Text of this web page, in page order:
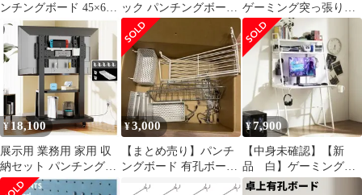
ンチングボード 45×60
マグネット （ スチール
パンチングボード 壁面
収納 壁 収納 壁掛け ペ
グボード パンチング ボ
ード スチール製 おしゃ
れ 日本製 ）)
ック パンチングボード
ペグボード ボード厚
5.5mm 用 穴ピッチ
25mm 穴径5mm ゴム付
き 固定 止め 金具 穴あ
き (ブラック, 10cm・30
個セット)
ゲーミング突っ張り収
納 ホワイト (GM010
WH)
¥18,100
展示用 業務用 家用 収
納セット パンチングボ
ード 2段棚付き 高さ調
¥3,000
【まとめ売り】パンチ
ングボード 有孔ボード
用フック 棚 かご セッ
¥7,900
【中身未確認】【新
品 白】ゲーミングデ
スク収納一体型有孔ボ